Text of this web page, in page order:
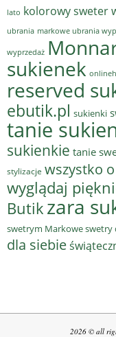
lato kolorowy sweter
ubrania markowe ubrania
wyprzedaż
sukienek
reserved
ebutik.pl sukienki
tanie
sukienkie tanie
stylizacje wszystko
wyglądaj
Butik zara
swetrym Markowe swetry
dla siebie
2026 © all